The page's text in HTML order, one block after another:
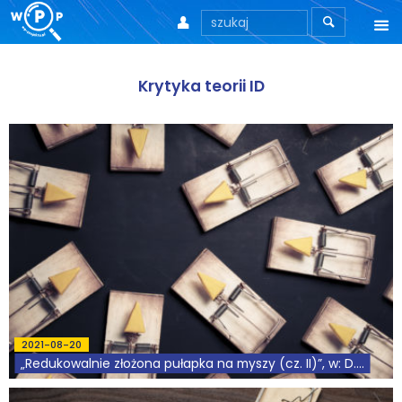

Motto
Aktualności
Teksty
Wprowadzenie
Artykuły
Krytyka teorii ID
Wywiady
 
Krytyka teorii ID
2021-08-20
„Redukowalnie złożona pułapka na myszy (cz. II)”, w: D....
Pobierz plik / Download Oryginał: J.H. McDonald, A Reducibly